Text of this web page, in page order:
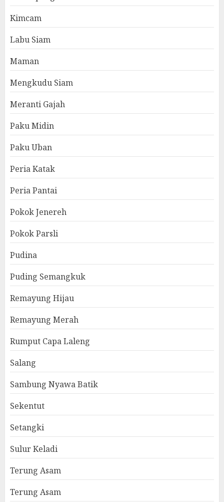
Kimcam
Labu Siam
Maman
Mengkudu Siam
Meranti Gajah
Paku Midin
Paku Uban
Peria Katak
Peria Pantai
Pokok Jenereh
Pokok Parsli
Pudina
Puding Semangkuk
Remayung Hijau
Remayung Merah
Rumput Capa Laleng
Salang
Sambung Nyawa Batik
Sekentut
Setangki
Sulur Keladi
Terung Asam
Terung Asam